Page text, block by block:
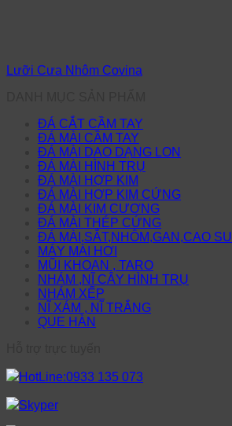
Lưỡi Cưa Nhôm Covina
ĐÁ CẮT CẦM TAY
ĐÁ MÀI CẦM TAY
ĐÁ MÀI DAO DẠNG LON
ĐÁ MÀI HÌNH TRỤ
ĐÁ MÀI HỢP KIM
ĐÁ MÀI HỢP KIM CỨNG
ĐÁ MÀI KIM CƯƠNG
ĐÁ MÀI THÉP CỨNG
ĐÁ MÀI,SẮT,NHÔM,GAN,CAO SU
MÁY MÀI HƠI
MŨI KHOAN , TARO
NHÁM ,NĨ CÂY HÌNH TRỤ
NHÁM XẾP
NĨ XÁM , NĨ TRẮNG
QUE HÀN
HotLine:0933 135 073
Skyper